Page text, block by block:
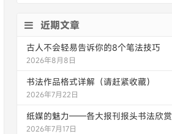
近期文章
古人不会轻易告诉你的8个笔法技巧
2026年8月8日
书法作品格式详解（请赶紧收藏）
2026年7月22日
纸媒的魅力——各大报刊报头书法欣赏
2026年7月17日